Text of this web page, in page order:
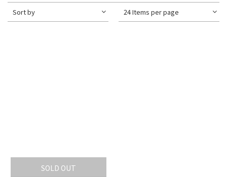
Sort by 24 Items per page
SOLD OUT